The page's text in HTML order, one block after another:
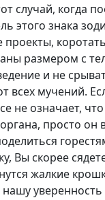
случай, когда
этого знака
размером с
и не
мучений.
не означает,
просто он
Вы скорее
жалкие
уверенность